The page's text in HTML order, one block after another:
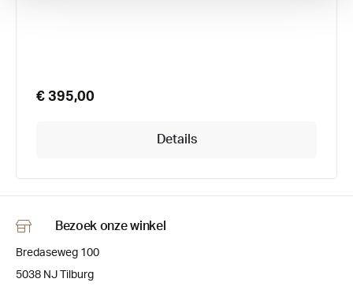
€ 395,00
Details
Bezoek onze winkel
Bredaseweg 100
5038 NJ Tilburg